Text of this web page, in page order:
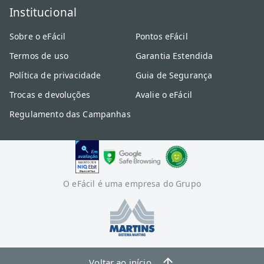
Institucional
Sobre o eFácil
Termos de uso
Política de privacidade
Trocas e devoluções
Regulamento das Campanhas
Pontos eFácil
Garantia Estendida
Guia de Segurança
Avalie o eFácil
O eFácil é uma empresa do Grupo